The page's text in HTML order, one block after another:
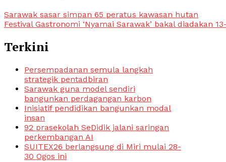
Sarawak sasar simpan 65 peratus kawasan hutan
Festival Gastronomi ‘Nyamai Sarawak’ bakal diadakan
Terkini
Persempadanan semula langkah
strategik pentadbiran
Sarawak guna model sendiri
bangunkan perdagangan karbon
Inisiatif pendidikan bangunkan modal
insan
92 prasekolah SeDidik jalani saringan
perkembangan AI
SUITEX26 berlangsung di Miri mulai 28-
30 Ogos ini